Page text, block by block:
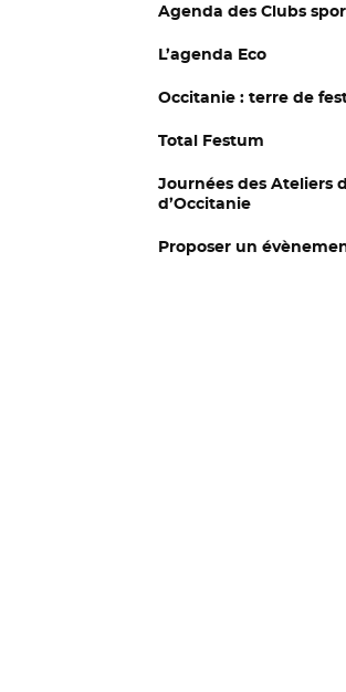
Agenda des Clubs
L’agenda Eco
Occitanie : terre de
Total Festum
Journées des Ateliers
d’Occitanie
Proposer un